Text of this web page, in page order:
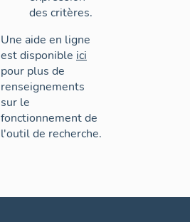
des critères.
Une aide en ligne
est disponible ici
pour plus de
renseignements
sur le
fonctionnement de
l'outil de recherche.